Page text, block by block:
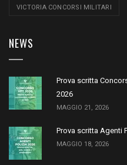
VICTORIA CONCORSI MILITARI
NEWS
Prova scritta
2026
MAGGIO 21, 2026
Prova scritta Agenti
MAGGIO 18, 2026